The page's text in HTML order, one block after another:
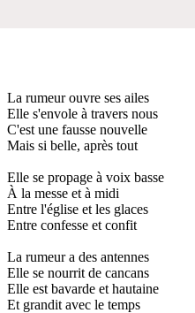
La rumeur ouvre ses ailes
Elle s'envole à travers nous
C'est une fausse nouvelle
Mais si belle, après tout
Elle se propage à voix basse
À la messe et à midi
Entre l'église et les glaces
Entre confesse et confit
La rumeur a des antennes
Elle se nourrit de cancans
Elle est bavarde et hautaine
Et grandit avec le temps